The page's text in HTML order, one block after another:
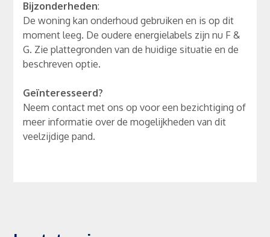
Bijzonderheden:
De woning kan onderhoud gebruiken en is op dit
moment leeg. De oudere energielabels zijn nu F &
G. Zie plattegronden van de huidige situatie en de
beschreven optie.
Geïnteresseerd?
Neem contact met ons op voor een bezichtiging of
meer informatie over de mogelijkheden van dit
veelzijdige pand.